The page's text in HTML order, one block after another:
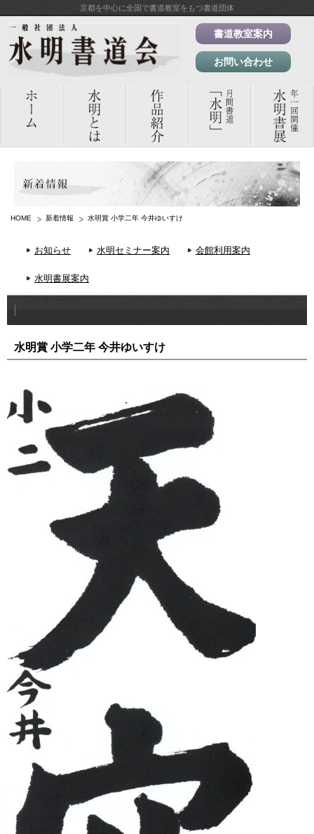
京都を中心に全国で書道教室をもつ書道団体
書道教室案内
お問い合わせ
HOME 新着情報 水明賞 小学二年 今井ゆいすけ
お知らせ 水明セミナー案内 会館利用案内
水明書展案内
水明賞 小学二年 今井ゆいすけ